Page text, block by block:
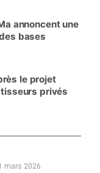
annoncent une
bases
le projet
privés
mars 2026